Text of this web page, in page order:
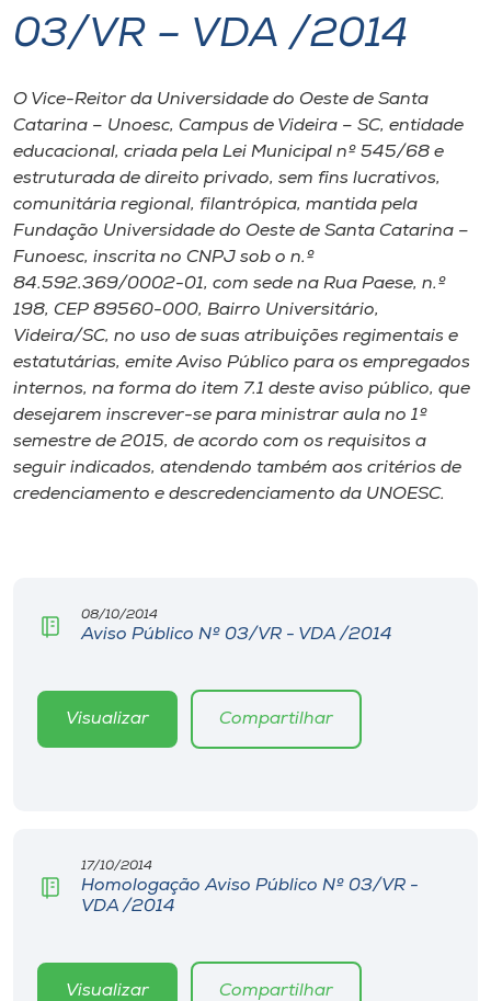
I.nova
Diplomados
Cultura
Biblioteca
Editora
Rádio
Museu
Selecione
o idioma
03/VR – VDA /2014
O Vice-Reitor da Universidade do Oeste de Santa
Catarina – Unoesc, Campus de Videira – SC, entidade
educacional, criada pela Lei Municipal nº 545/68 e
estruturada de direito privado, sem fins lucrativos,
comunitária regional, filantrópica, mantida pela
Fundação Universidade do Oeste de Santa Catarina –
Funoesc, inscrita no CNPJ sob o n.º
84.592.369/0002-01, com sede na Rua Paese, n.º
198, CEP 89560-000, Bairro Universitário,
Videira/SC, no uso de suas atribuições regimentais e
estatutárias, emite Aviso Público para os empregados
internos, na forma do item 7.1 deste aviso público, que
desejarem inscrever-se para ministrar aula no 1º
semestre de 2015, de acordo com os requisitos a
seguir indicados, atendendo também aos critérios de
credenciamento e descredenciamento da UNOESC.
08/10/2014
Aviso Público Nº 03/VR - VDA /2014
Visualizar Compartilhar
17/10/2014
Homologação Aviso Público Nº 03/VR -
VDA /2014
Visualizar Compartilhar